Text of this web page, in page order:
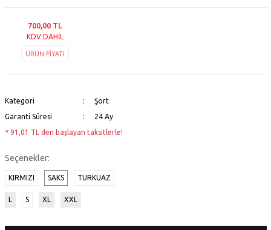
700,00 TL
KDV DAHİL
ÜRÜN FİYATI
Kategori
Şort
Garanti Süresi
24 Ay
* 91,01 TL den başlayan taksitlerle!
Seçenekler:
KIRMIZI SAKS TURKUAZ
L S XL XXL